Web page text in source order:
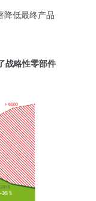
降低最终产品
战略性零部件